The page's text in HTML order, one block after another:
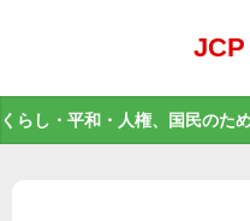
くらし・平和・人権、国民のた